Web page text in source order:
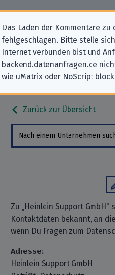
Das Laden der Kommentare zu
fehlgeschlagen. Bitte stelle
Internet verbunden bist und
backend.datenanfragen.de
wie uMatrix oder NoScript
Datenschutz-
„Heinlein
Zurück zur Übersicht
Zu „Heinlein Support GmbH“
Kontaktdaten bekannt, an
wenn Du Fragen zum
Adresse:
Heinlein Support GmbH